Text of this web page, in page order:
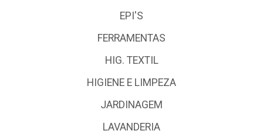
EPI'S
FERRAMENTAS
HIG. TEXTIL
HIGIENE E LIMPEZA
JARDINAGEM
LAVANDERIA